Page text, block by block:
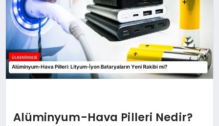
YAŞAM
MALATYA HABERLERI
Alüminyum-Hava Pilleri Nedir?